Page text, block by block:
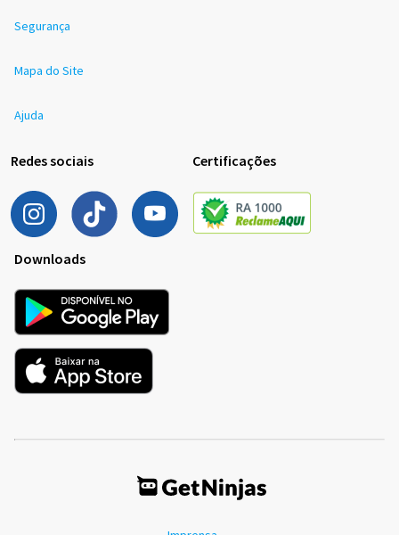
Segurança
Mapa do Site
Ajuda
Redes sociais Certificações
Downloads